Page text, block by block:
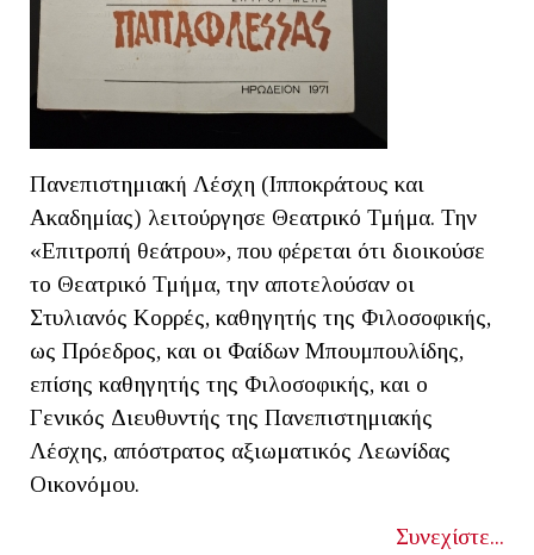
Πανεπιστημιακή Λέσχη (Ιπποκράτους και
Ακαδημίας) λειτούργησε Θεατρικό Τμήμα. Την
«Επιτροπή θεάτρου», που φέρεται ότι διοικούσε
το Θεατρικό Τμήμα, την αποτελούσαν οι
Στυλιανός Κορρές, καθηγητής της Φιλοσοφικής,
ως Πρόεδρος, και οι Φαίδων Μπουμπουλίδης,
επίσης καθηγητής της Φιλοσοφικής, και ο
Γενικός Διευθυντής της Πανεπιστημιακής
Λέσχης, απόστρατος αξιωματικός Λεωνίδας
Οικονόμου.
Συνεχίστε...